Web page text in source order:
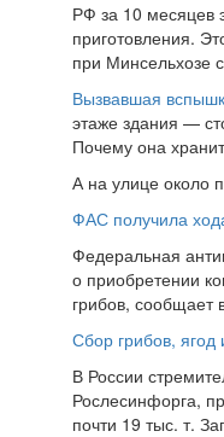
РФ за 10 месяцев
приготовления.
при Минсельхозе
Вызвавшая
этаже здания —
Почему она
А на улице около
ФАС получила
Федеральная
о приобретении
грибов, сообщает
Сбор грибов, ягод
В России
Рослесинфорга,
почти 19 тыс. т.